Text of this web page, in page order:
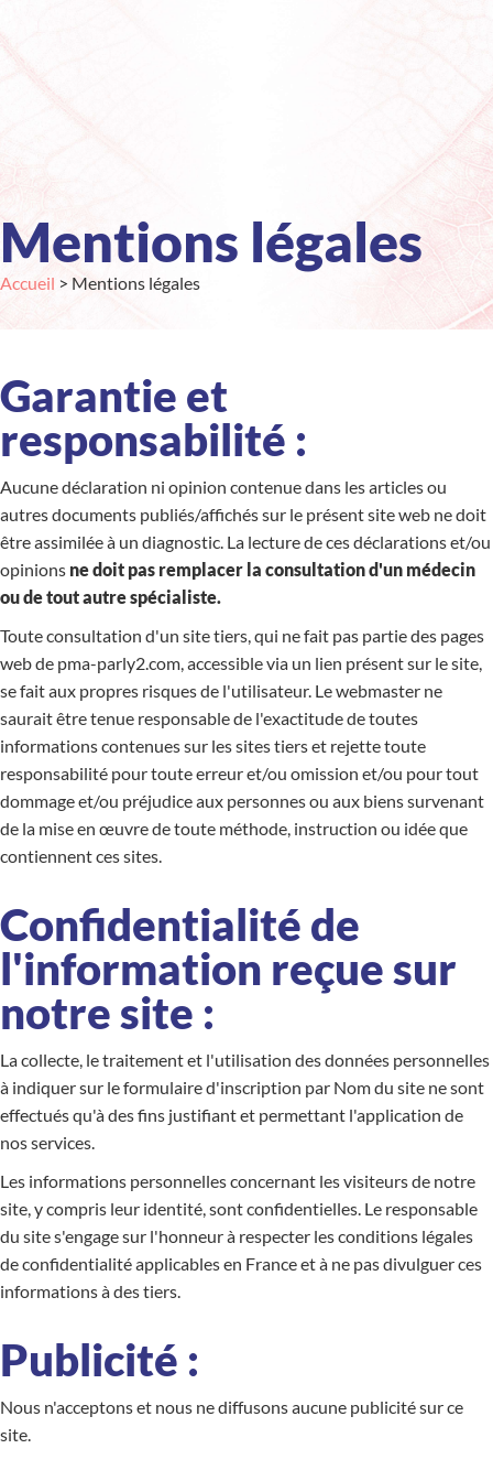
Mentions légales
Accueil > Mentions légales
Garantie et
responsabilité :
Aucune déclaration ni opinion contenue dans les articles ou
autres documents publiés/affichés sur le présent site web ne doit
être assimilée à un diagnostic. La lecture de ces déclarations et/ou
opinions ne doit pas remplacer la consultation d'un médecin
ou de tout autre spécialiste.
Toute consultation d'un site tiers, qui ne fait pas partie des pages
web de pma-parly2.com, accessible via un lien présent sur le site,
se fait aux propres risques de l'utilisateur. Le webmaster ne
saurait être tenue responsable de l'exactitude de toutes
informations contenues sur les sites tiers et rejette toute
responsabilité pour toute erreur et/ou omission et/ou pour tout
dommage et/ou préjudice aux personnes ou aux biens survenant
de la mise en œuvre de toute méthode, instruction ou idée que
contiennent ces sites.
Confidentialité de
l'information reçue sur
notre site :
La collecte, le traitement et l'utilisation des données personnelles
à indiquer sur le formulaire d'inscription par Nom du site ne sont
effectués qu'à des fins justifiant et permettant l'application de
nos services.
Les informations personnelles concernant les visiteurs de notre
site, y compris leur identité, sont confidentielles. Le responsable
du site s'engage sur l'honneur à respecter les conditions légales
de confidentialité applicables en France et à ne pas divulguer ces
informations à des tiers.
Publicité :
Nous n'acceptons et nous ne diffusons aucune publicité sur ce
site.